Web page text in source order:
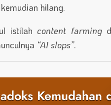
hilang.
istilahcontent farming
“AI slops”.
Kemudahan